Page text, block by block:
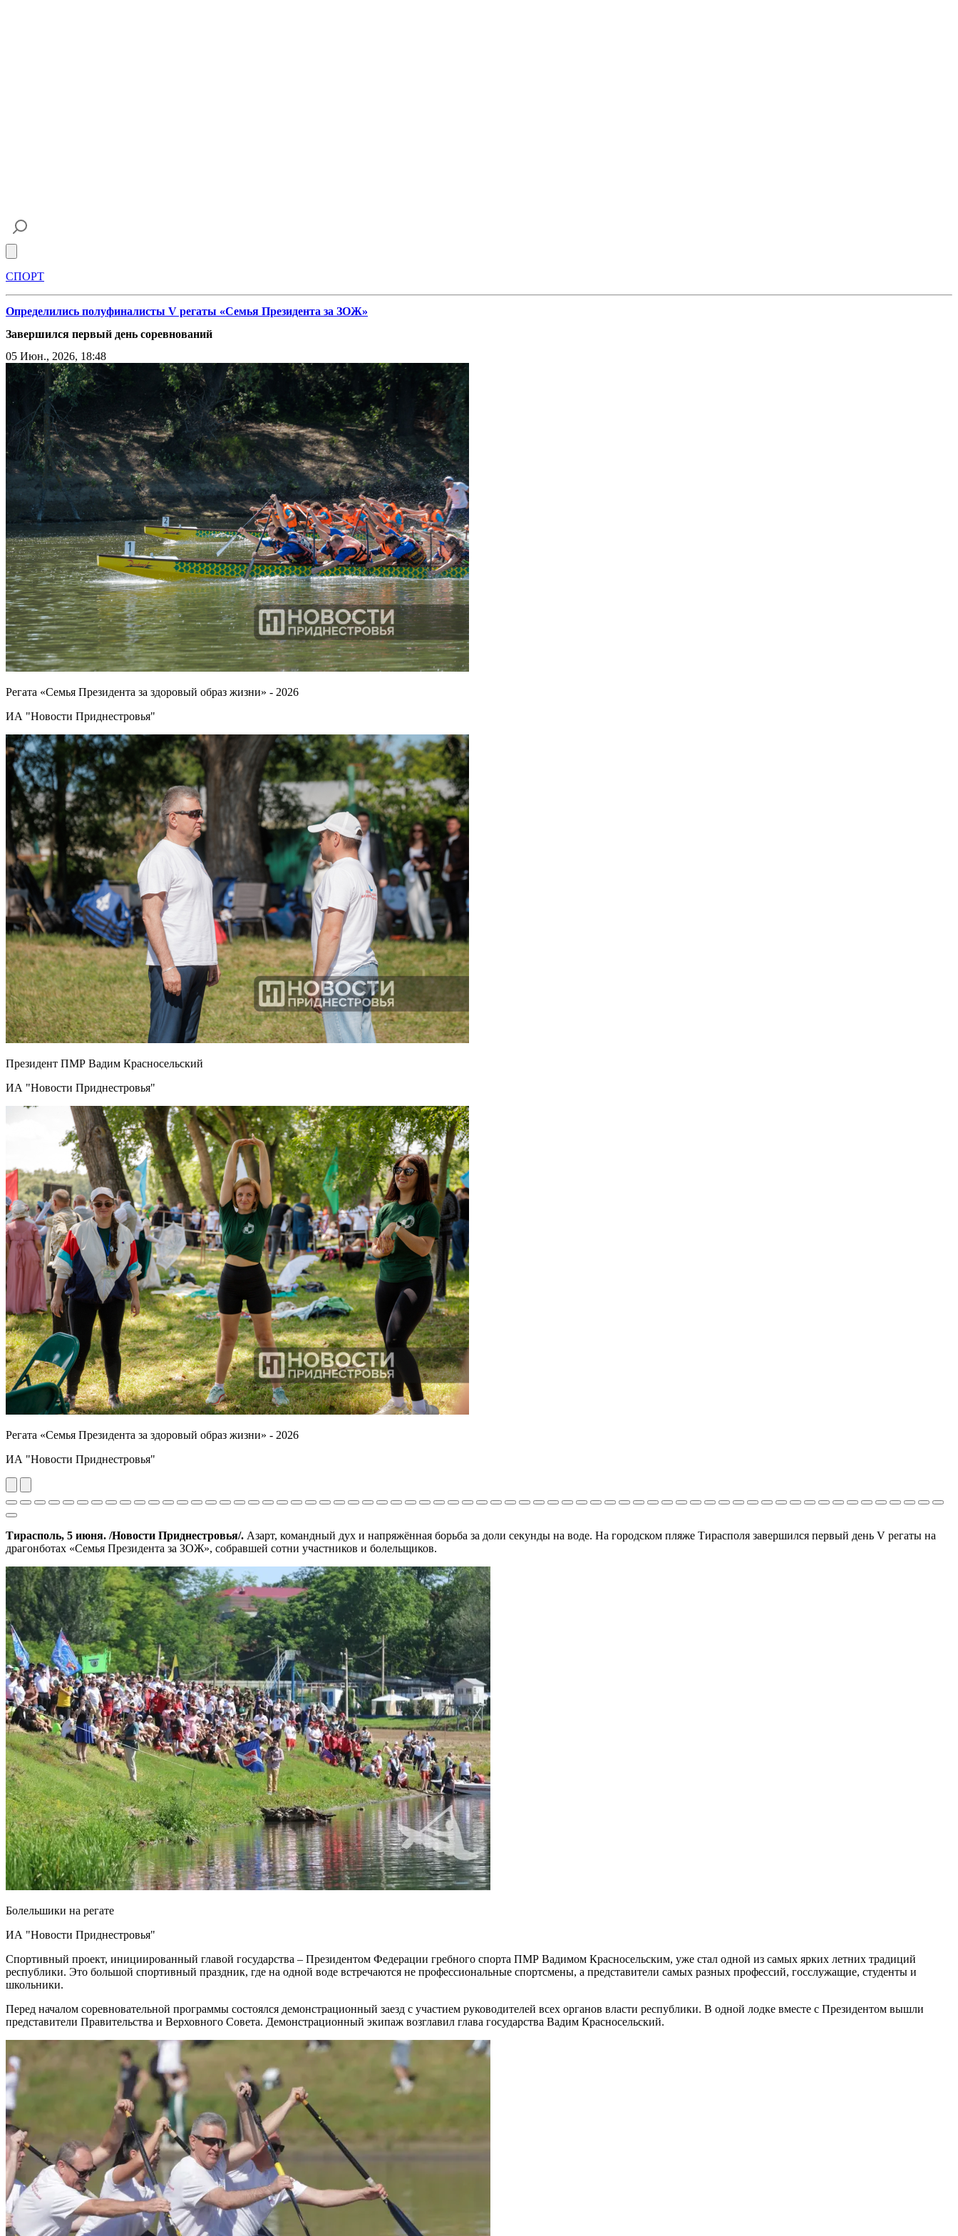
СПОРТ
Определились полуфиналисты V регаты «Семья Президента за ЗОЖ»
Завершился первый день соревнований
05 Июн., 2026, 18:48
Регата «Семья Президента за здоровый образ жизни» - 2026
ИА "Новости Приднестровья"
Президент ПМР Вадим Красносельский
ИА "Новости Приднестровья"
Регата «Семья Президента за здоровый образ жизни» - 2026
ИА "Новости Приднестровья"
Previous
Next
Тирасполь, 5 июня. /Новости Приднестровья/. Азарт, командный дух и напряжённая борьба за доли секунды на воде. На городском пляже Тирасполя завершился первый день V регаты на
драгонботах «Семья Президента за ЗОЖ», собравшей сотни участников и болельщиков.
Болельшики на регате
ИА "Новости Приднестровья"
Спортивный проект, инициированный главой государства – Президентом Федерации гребного спорта ПМР Вадимом Красносельским, уже стал одной из самых ярких летних традиций
республики. Это большой спортивный праздник, где на одной воде встречаются не профессиональные спортсмены, а представители самых разных профессий, госслужащие, студенты и
школьники.
Перед началом соревновательной программы состоялся демонстрационный заезд с участием руководителей всех органов власти республики. В одной лодке вместе с Президентом вышли
представители Правительства и Верховного Совета. Демонстрационный экипаж возглавил глава государства Вадим Красносельский.